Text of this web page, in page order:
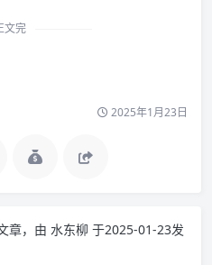
文完
2025年1月23日
章，由 水东柳 于2025-01-23发